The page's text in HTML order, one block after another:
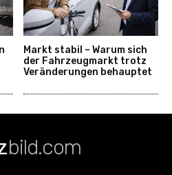
Markt stabil – Warum sich
der Fahrzeugmarkt trotz
Veränderungen behauptet
bild.com